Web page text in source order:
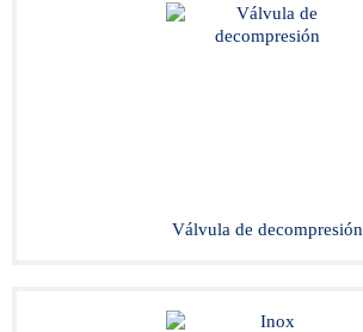
Válvula de decompresión